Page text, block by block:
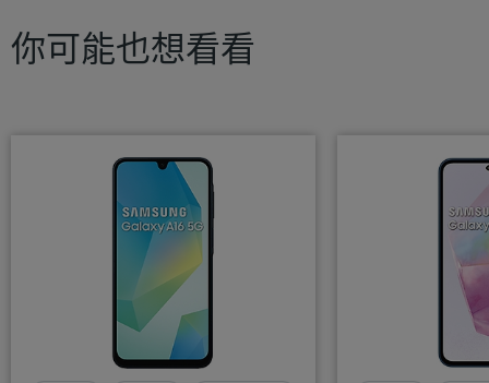
你可能也想看看